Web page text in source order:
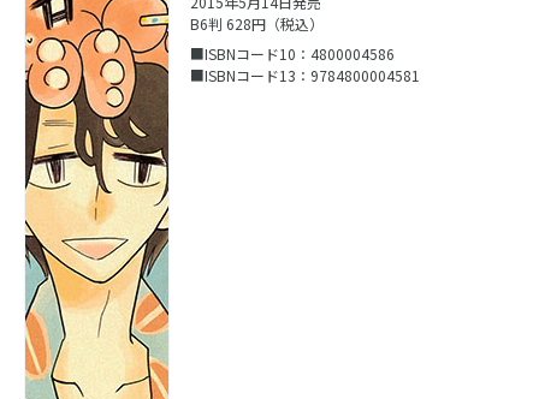
B6判 628円（税込）
■ISBNコード10：4800004586
■ISBNコード13：9784800004581